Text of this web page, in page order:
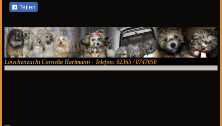
Teilen
Löwchenzucht Cornelia Hartmann - Telefon: 02365 / 8747050